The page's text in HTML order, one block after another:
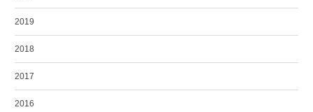
2019
2018
2017
2016